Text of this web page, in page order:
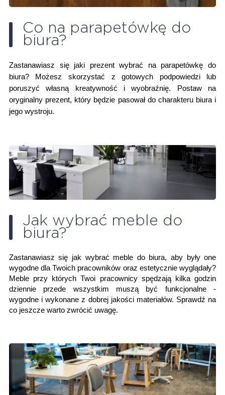
Co na parapetówkę do
biura?
Zastanawiasz się jaki prezent wybrać na parapetówkę do
biura? Możesz skorzystać z gotowych podpowiedzi lub
poruszyć własną kreatywność i wyobraźnię. Postaw na
oryginalny prezent, który będzie pasował do charakteru biura i
jego wystroju.
Jak wybrać meble do
biura?
Zastanawiasz się jak wybrać meble do biura, aby były one
wygodne dla Twoich pracowników oraz estetycznie wyglądały?
Meble przy których Twoi pracownicy spędzają kilka godzin
dziennie przede wszystkim muszą być funkcjonalne -
wygodne i wykonane z dobrej jakości materiałów. Sprawdź na
co jeszcze warto zwrócić uwagę.